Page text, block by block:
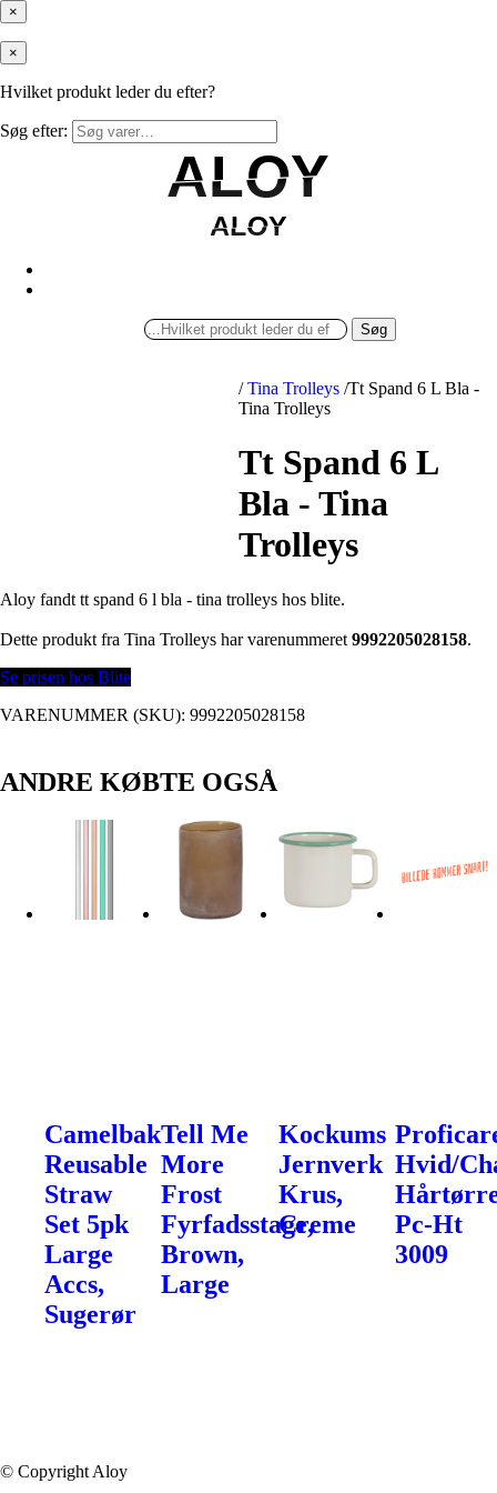
×
×
Hvilket produkt leder du efter?
Søg efter:
ALOY
ALOY
ALOY
ALOY
Søg
/ Tina Trolleys /Tt Spand 6 L Bla -
Tina Trolleys
Tt Spand 6 L
Bla - Tina
Trolleys
Aloy fandt tt spand 6 l bla - tina trolleys hos blite.
Dette produkt fra Tina Trolleys har varenummeret 9992205028158.
Se prisen hos Blite
VARENUMMER (SKU): 9992205028158
ANDRE KØBTE OGSÅ
Camelbak
Reusable
Straw
Set 5pk
Large
Accs,
Sugerør
Tell Me
More
Frost
Fyrfadsstage,
Brown,
Large
Kockums
Jernverk
Krus,
Creme
Hvid/
Pc-Ht
3009
© Copyright Aloy